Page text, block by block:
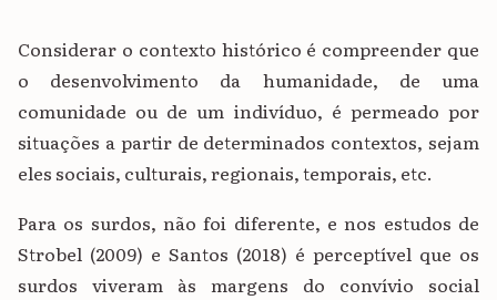
Considerar o contexto histórico é compreender que
o desenvolvimento da humanidade, de uma
comunidade ou de um indivíduo, é permeado por
situações a partir de determinados contextos, sejam
eles sociais, culturais, regionais, temporais, etc.
Para os surdos, não foi diferente, e nos estudos de
Strobel (2009) e Santos (2018) é perceptível que os
surdos viveram às margens do convívio social